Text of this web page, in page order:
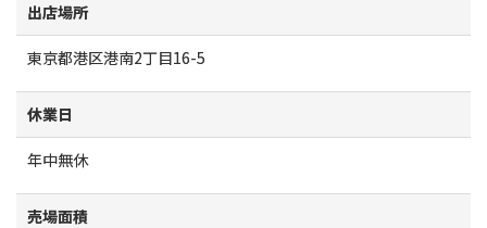
出店場所
東京都港区港南2丁目16-5
休業日
年中無休
売場面積